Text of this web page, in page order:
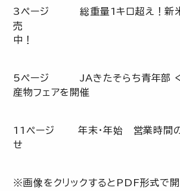
3ページ 総重量1キロ超え！新米
売
5ページ JAきたそらち青年部 く
産物フェアを開催
11ページ 年末・年始 営業時間の
※画像をクリックするとPDF形式で開